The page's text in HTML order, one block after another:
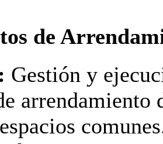
de
Gestión y
arrendamiento